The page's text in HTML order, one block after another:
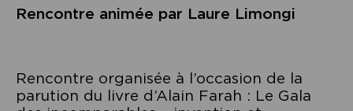
Rencontre animée par Laure Limongi
Rencontre organisée à l’occasion de la
parution du livre d’Alain Farah : Le Gala